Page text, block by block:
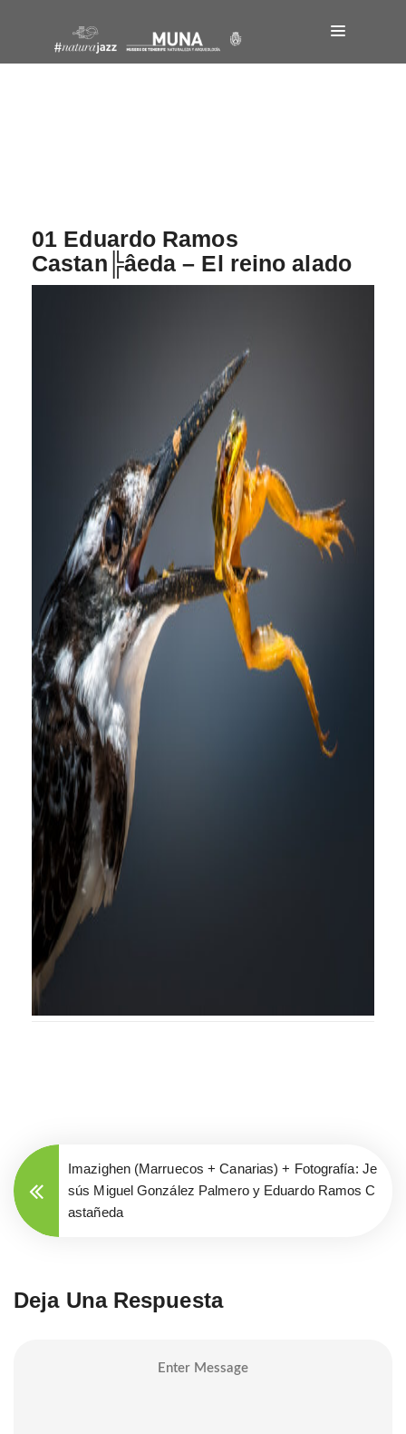
01 Eduardo Ramos
Castan╠âeda – El reino alado
Imazighen (Marruecos + Canarias) + Fotografía: Je
sús Miguel González Palmero y Eduardo Ramos C
astañeda
Deja Una Respuesta